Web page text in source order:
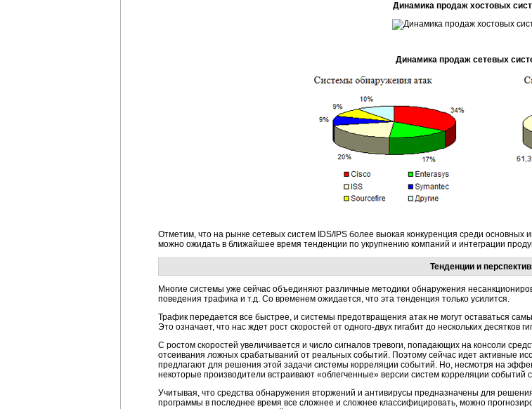
Динамика продаж хостовых
Динамика продаж сетевых
Отметим, что на рынке сетевых систем IDS/IPS более выокая конкуренция среди основных
можно ожидать в ближайшее время тенденции по укрупнению компаний и интеграции
Тенденции и
Многие системы уже сейчас объединяют различные методики обнаружения
поведения трафика и т.д. Со временем ожидается, что эта тенденция только усилится.
Трафик передается все быстрее, и системы предотвращения атак не могут оставаться
Это означает, что нас ждет рост скоростей от одного-двух гигабит до нескольких десятков
С ростом скоростей увеличивается и число сигналов тревоги, попадающих на консоли
отсеивания ложных срабатываний от реальных событий. Поэтому сейчас идет активные
предлагают для решения этой задачи системы корреляции событий. Но, несмотря на
некоторые производители встраивают «облегченные» версии систем корреляции событий
Учитывая, что средства обнаружения вторжений и антивирусы предназначены для
программы в последнее время все сложнее и сложнее классифицировать, можно